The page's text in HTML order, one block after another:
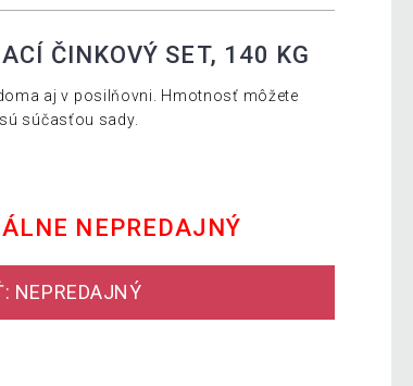
ČINKOVÝ SET, 140 KG
aj v posilňovni. Hmotnosť môžete
súčasťou sady.
NEPREDAJNÝ
NEPREDAJNÝ